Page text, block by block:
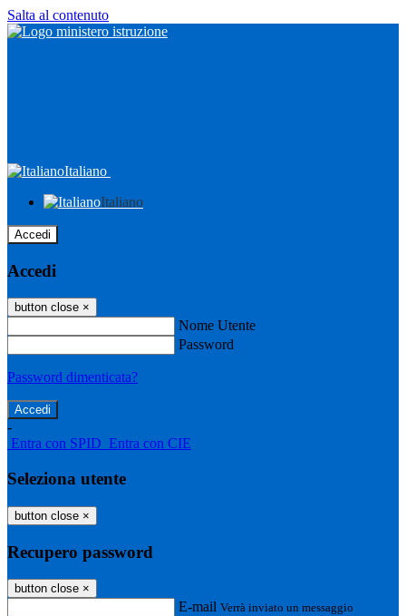
Salta al contenuto
Italiano
Italiano
Accedi
Accedi
button close ×
Nome Utente
Password
Password dimenticata?
-
Entra con SPID Entra con CIE
Seleziona utente
button close ×
Recupero password
button close ×
E-mail Verrà inviato un messaggio